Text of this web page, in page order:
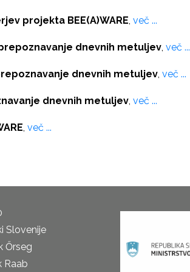
projekta BEE(A)WARE, več ...
dnevnih metuljev, več ...
dnevnih metuljev, več ...
dnevnih metuljev, več ...
, več ...
Slovenije
Őrseg
Raab